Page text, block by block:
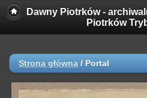
Dawny Piotrków -
Piotrków
Strona główna / Portal